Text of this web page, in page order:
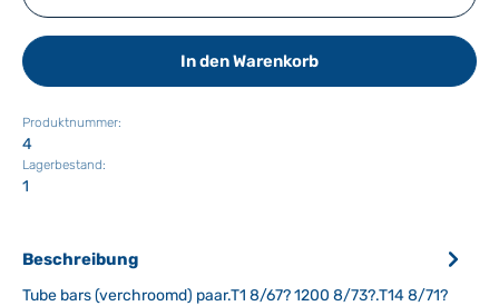
In den Warenkorb
Produktnummer:
4
Lagerbestand:
1
Beschreibung
Tube bars (verchroomd) paar.T1 8/67? 1200 8/73?.T14 8/71?